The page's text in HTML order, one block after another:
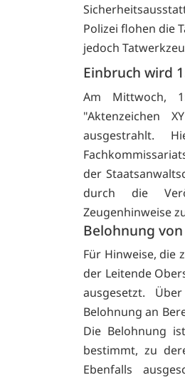
Polizei flohen die
jedoch
Einbruch wird
Am Mittwoch,
"Aktenzeichen
ausgestrahlt.
der
durch die
Zeugenhinweise
Belohnung
Für Hinweise, die
der Leitende
ausgesetzt.
Belohnung an
Die Belohnung
bestimmt, zu
Ebenfalls